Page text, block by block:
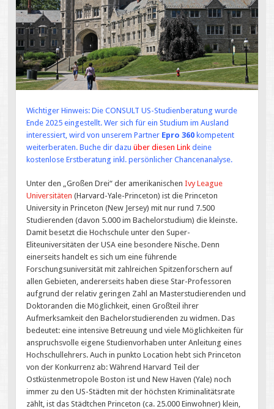
Wichtiger Hinweis: Die CONSULT US-Studienberatung wurde
Ende 2025 eingestellt. Wer sich für ein Studium im Ausland
interessiert, wird von unserem Partner Epro 360kompetent
weiterberaten. Buche dir dazuüber diesen Link deine
kostenlose Erstberatung inkl. persönlicher Chancenanalyse.
Unter den „Großen Drei“ der amerikanischen Ivy League
Universitäten (Harvard-Yale-Princeton) ist die Princeton
University in Princeton (New Jersey) mit nur rund 7.500
Studierenden (davon 5.000 im Bachelorstudium) die kleinste.
Damit besetzt die Hochschule unter den Super-
Eliteuniversitäten der USA eine besondere Nische. Denn
einerseits handelt es sich um eine führende
Forschungsuniversität mit zahlreichen Spitzenforschern auf
allen Gebieten, andererseits haben diese Star-Professoren
aufgrund der relativ geringen Zahl an Masterstudierenden und
Doktoranden die Möglichkeit, einen Großteil ihrer
Aufmerksamkeit den Bachelorstudierenden zu widmen. Das
bedeutet: eine intensive Betreuung und viele Möglichkeiten für
anspruchsvolle eigene Studienvorhaben unter Anleitung eines
Hochschullehrers. Auch in punkto Location hebt sich Princeton
von der Konkurrenz ab: Während Harvard Teil der
Ostküstenmetropole Boston ist und New Haven (Yale) noch
immer zu den US-Städten mit der höchsten Kriminalitätsrate
zählt, ist das Städtchen Princeton (ca. 25.000 Einwohner) klein,